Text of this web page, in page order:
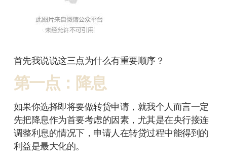
首先我说说这三点为什么有重要顺序？
第一点：降息
如果你选择即将要做转贷申请，就我个人而言一定
先把降息作为首要考虑的因素，尤其是在央行接连
调整利息的情况下，申请人在转贷过程中能得到的
利益是最大化的。